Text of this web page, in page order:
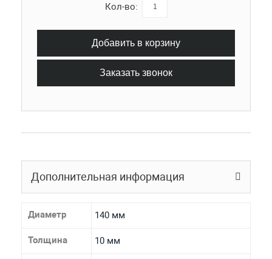
Кол-во:
Добавить в корзину
Заказать звонок
Дополнительная информация
Диаметр 140 мм
Толщина 10 мм